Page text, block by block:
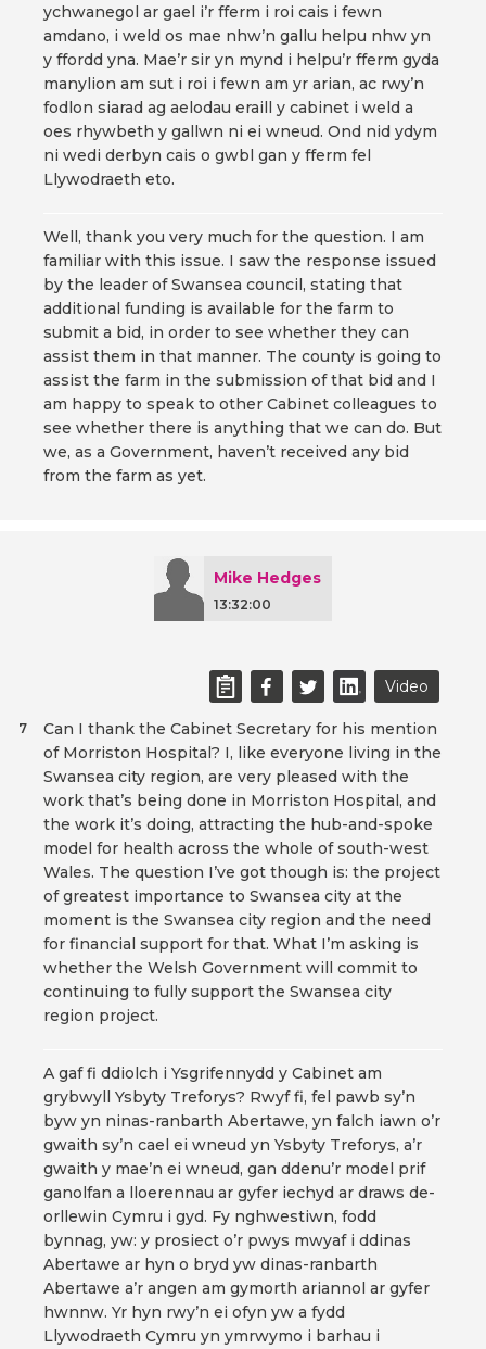
ychwanegol ar gael i’r fferm i roi cais i fewn
amdano, i weld os mae nhw’n gallu helpu nhw yn
y ffordd yna. Mae’r sir yn mynd i helpu’r fferm gyda
manylion am sut i roi i fewn am yr arian, ac rwy’n
fodlon siarad ag aelodau eraill y cabinet i weld a
oes rhywbeth y gallwn ni ei wneud. Ond nid ydym
ni wedi derbyn cais o gwbl gan y fferm fel
Llywodraeth eto.
Well, thank you very much for the question. I am
familiar with this issue. I saw the response issued
by the leader of Swansea council, stating that
additional funding is available for the farm to
submit a bid, in order to see whether they can
assist them in that manner. The county is going to
assist the farm in the submission of that bid and I
am happy to speak to other Cabinet colleagues to
see whether there is anything that we can do. But
we, as a Government, haven’t received any bid
from the farm as yet.
Mike Hedges
13:32:00
Video
Can I thank the Cabinet Secretary for his mention
of Morriston Hospital? I, like everyone living in the
Swansea city region, are very pleased with the
work that’s being done in Morriston Hospital, and
the work it’s doing, attracting the hub-and-spoke
model for health across the whole of south-west
Wales. The question I’ve got though is: the project
of greatest importance to Swansea city at the
moment is the Swansea city region and the need
for financial support for that. What I’m asking is
whether the Welsh Government will commit to
continuing to fully support the Swansea city
region project.
7
A gaf fi ddiolch i Ysgrifennydd y Cabinet am
grybwyll Ysbyty Treforys? Rwyf fi, fel pawb sy’n
byw yn ninas-ranbarth Abertawe, yn falch iawn o’r
gwaith sy’n cael ei wneud yn Ysbyty Treforys, a’r
gwaith y mae’n ei wneud, gan ddenu’r model prif
ganolfan a lloerennau ar gyfer iechyd ar draws de-
orllewin Cymru i gyd. Fy nghwestiwn, fodd
bynnag, yw: y prosiect o’r pwys mwyaf i ddinas
Abertawe ar hyn o bryd yw dinas-ranbarth
Abertawe a’r angen am gymorth ariannol ar gyfer
hwnnw. Yr hyn rwy’n ei ofyn yw a fydd
Llywodraeth Cymru yn ymrwymo i barhau i